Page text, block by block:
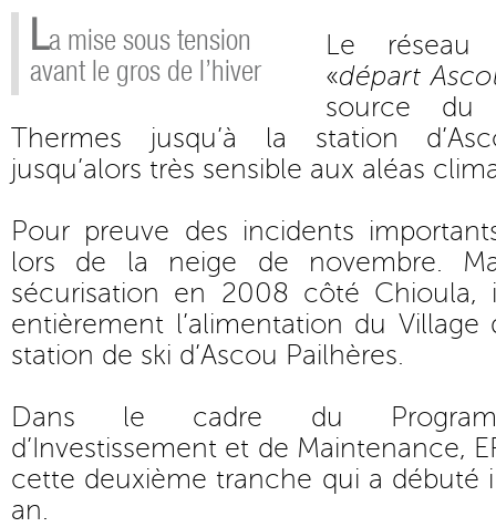
La mise sous tension
avant le gros de l’hiver
Le réseau
«départ
source
Thermes jusqu’à la station
jusqu’alors très sensible aux aléas
Pour preuve des incidents
lors de la neige de novembre.
sécurisation en 2008 côté Chioula,
entièrement l’alimentation du Village
station de ski d’Ascou Pailhères.
Dans le cadre du
d’Investissement et de Maintenance,
cette deuxième tranche qui a débuté
an.